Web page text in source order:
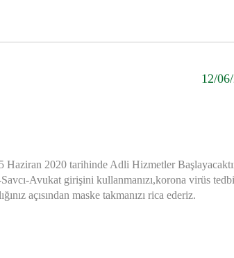
12/
Haziran 2020 tarihinde Adli Hizmetler
Avukat girişini kullanmanızı,korona virüs
açısından maske takmanızı rica ederiz.